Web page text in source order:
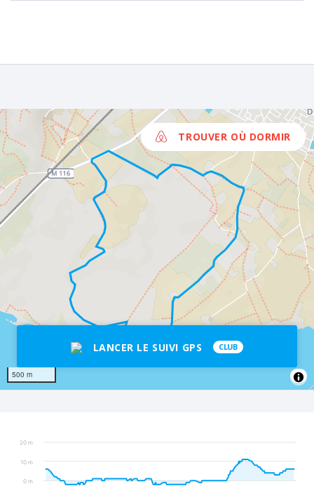
500 m
TROUVER OÙ DORMIR
LANCER LE SUIVI GPS CLUB
0 m
10 m
20 m